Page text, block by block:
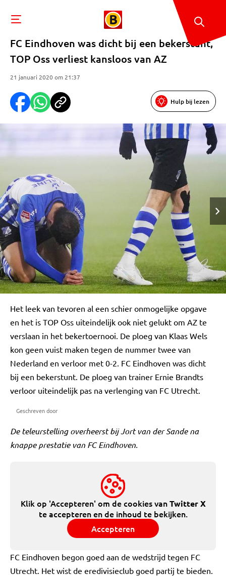
FC Eindhoven was dicht bij een bekerstunt,
TOP Oss verliest kansloos van AZ
21 januari 2020 om 21:37
Hulp bij lezen
Het leek van tevoren al een schier onmogelijke opgave
en het is TOP Oss uiteindelijk ook niet gelukt om AZ te
verslaan in het bekertoernooi. De ploeg van Klaas Wels
kon geen vuist maken tegen de nummer twee van
Nederland en verloor met 0-2. FC Eindhoven was dicht
bij een bekerstunt. De ploeg van trainer Ernie Brandts
verloor uiteindelijk pas na verlenging van FC Utrecht.
Geschreven door
De teleurstelling overheerst bij Jort van der Sande na
knappe prestatie van FC Eindhoven.
Klik op 'Accepteren' om de cookies vanTwitter X
te accepteren en de inhoud te bekijken.
Accepteren
FC Eindhoven begon goed aan de wedstrijd tegen FC
Utrecht. Het wist de eredivisieclub goed partij te bieden.